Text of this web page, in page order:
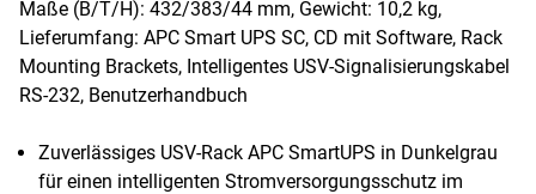
Maße (B/T/H): 432/383/44 mm, Gewicht: 10,2 kg,
Lieferumfang: APC Smart UPS SC, CD mit Software, Rack
Mounting Brackets, Intelligentes USV-Signalisierungskabel
RS-232, Benutzerhandbuch
Zuverlässiges USV-Rack APC SmartUPS in Dunkelgrau
für einen intelligenten Stromversorgungsschutz im